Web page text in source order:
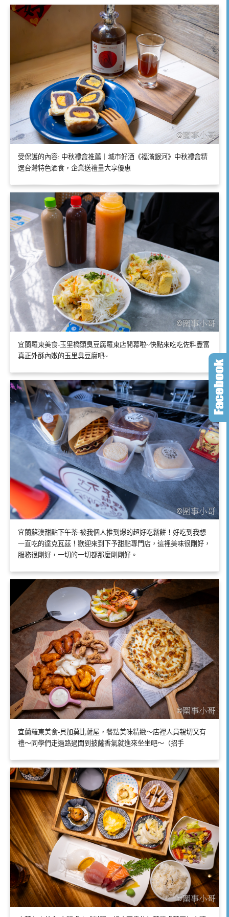
受保護的內容: 中秋禮盒推薦｜城市好酒《福滿銀河》中秋禮盒精
選台灣特色酒食，企業送禮量大享優惠
宜蘭羅東美食-玉里橋頭臭豆腐羅東店開幕啦~快點來吃吃佐料豐富
真正外酥內嫩的玉里臭豆腐吧~
宜蘭蘇澳甜點下午茶-被我個人推到爆的超好吃鬆餅！好吃到我想
一直吃的達克瓦茲！歡迎來到下予甜點專門店，這裡美味很剛好，
服務很剛好，一切的一切都那麼剛剛好。
宜蘭羅東美食-貝加莫比薩屋，餐點美味精緻～店裡人員親切又有
禮～同學們走過路過聞到披薩香氣就進來坐坐吧～（招手